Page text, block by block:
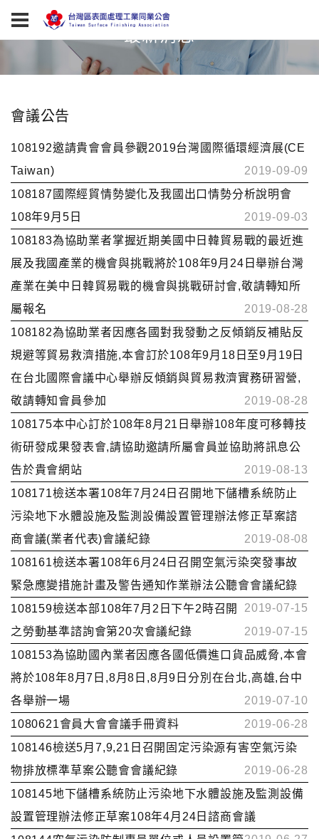
最新消息
會議公告
108192邀請貴會會員參觀2019台灣國際循環經濟展(CE
Taiwan)
2019-09-09
108187國際經貿情勢變化及我國出口情勢分析說明會
108年9月5日
2019-09-03
108183為協助業者掌握近期美國中日韓貿易戰的最近進
展及我國產業的機會與挑戰將於108年9月24日舉辦台灣
產業在美中日韓貿易戰的機會與挑戰研討會,敬請轉知所
屬報名
2019-08-28
108182為協助業者因應各國對我發動之反傾銷反補貼反
規避等貿易救濟措施,本會訂於108年9月18日至9月19日
在台北國際會議中心舉辦反傾銷與貿易救濟實務研習營,
敬請轉知會員參加
2019-08-28
108175本中心訂於108年8月21日舉辦108年度可移轉技
術研發成果發表會,請協助邀請所屬會員並協助將訊息公
告於貴會網站
2019-08-13
108171檢送本署108年7月24日召開地下儲槽系統防止
污染地下水體設施及監測設備設置管理辦法修正草案諮
商會議(業者代表)會議紀錄
2019-08-08
108161檢送本署108年6月24日召開空氣污染突發事故
緊急應變措施計畫及警告通知作業辦法公聽會會議紀錄
2019-07-15
108159檢送本部108年7月2日下午2時召開
之勞動基準諮詢會第20次會議紀錄
2019-07-15
108153為協助國內業者因應各國低價進口貨品威脅,本會
將於108年8月7日,8月8日,8月9日分別在台北,高雄,台中
各舉辦一場
2019-07-10
1080621會員大會會議手冊資料
2019-06-28
108146檢送5月7,9,21日召開固定污染源有害空氣污染
物排放標準草案公聽會會議紀錄
2019-06-28
108145地下儲槽系統防止污染地下水體設施及監測設備
設置管理辦法修正草案108年4月24日諮商會議